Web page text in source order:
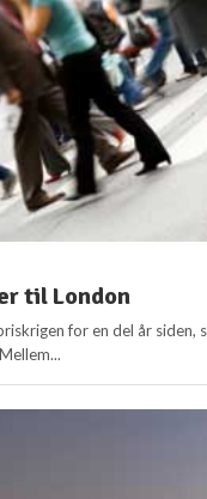
til London
for en del år siden,